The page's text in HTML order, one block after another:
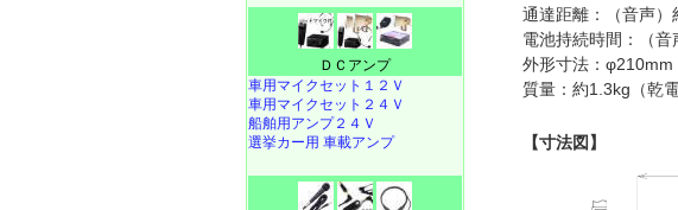
通達距離：（音声）
電池持続時間：（
外形寸法：φ210mm
質量：約1.3kg（乾
【寸法図】
ＤＣアンプ
車用マイクセット１２Ｖ
車用マイクセット２４Ｖ
船舶用アンプ２４Ｖ
選挙カー用 車載アンプ